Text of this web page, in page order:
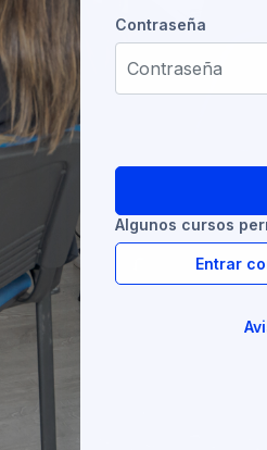
Contraseña
Contraseña
Algunos cursos
Entrar